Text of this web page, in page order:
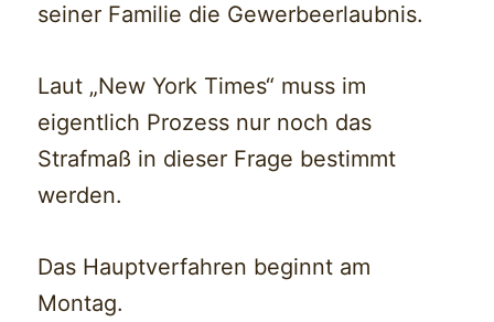
seiner Familie die Gewerbeerlaubnis.
Laut „New York Times“ muss im
eigentlich Prozess nur noch das
Strafmaß in dieser Frage bestimmt
werden.
Das Hauptverfahren beginnt am
Montag.